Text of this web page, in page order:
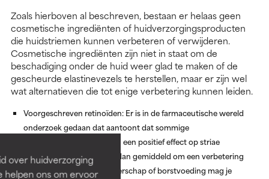
over huidverzorging
helpen ons om ervoor
Zoals hierboven al beschreven, bestaan er helaas geen
cosmetische ingrediënten of huidverzorgingsproducten
die huidstriemen kunnen verbeteren of verwijderen.
Cosmetische ingrediënten zijn niet in staat om de
beschadiging onder de huid weer glad te maken of de
gescheurde elastinevezels te herstellen, maar er zijn wel
wat alternatieven die tot enige verbetering kunnen leiden.
Voorgeschreven retinoïden: Er is in de farmaceutische wereld
onderzoek gedaan dat aantoont dat sommige
voorgeschreven retinoïden een positief effect op striae
kunnen hebben. Het gaat dan gemiddeld om een verbetering
van 20%. Let op, bij zwangerschap of borstvoeding mag je